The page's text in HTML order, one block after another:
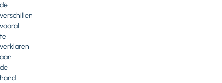
de
verschillen
vooral
te
verklaren
aan
de
hand